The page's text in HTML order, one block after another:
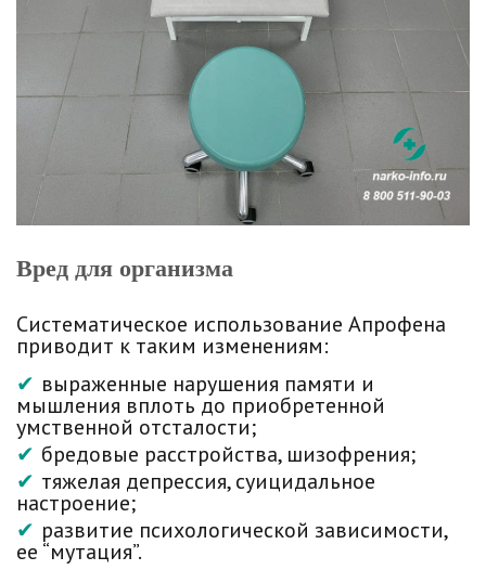
Вред для организма
Систематическое использование Апрофена
приводит к таким изменениям:
выраженные нарушения памяти и
мышления вплоть до приобретенной
умственной отсталости;
бредовые расстройства, шизофрения;
тяжелая депрессия, суицидальное
настроение;
развитие психологической зависимости,
ее “мутация”.